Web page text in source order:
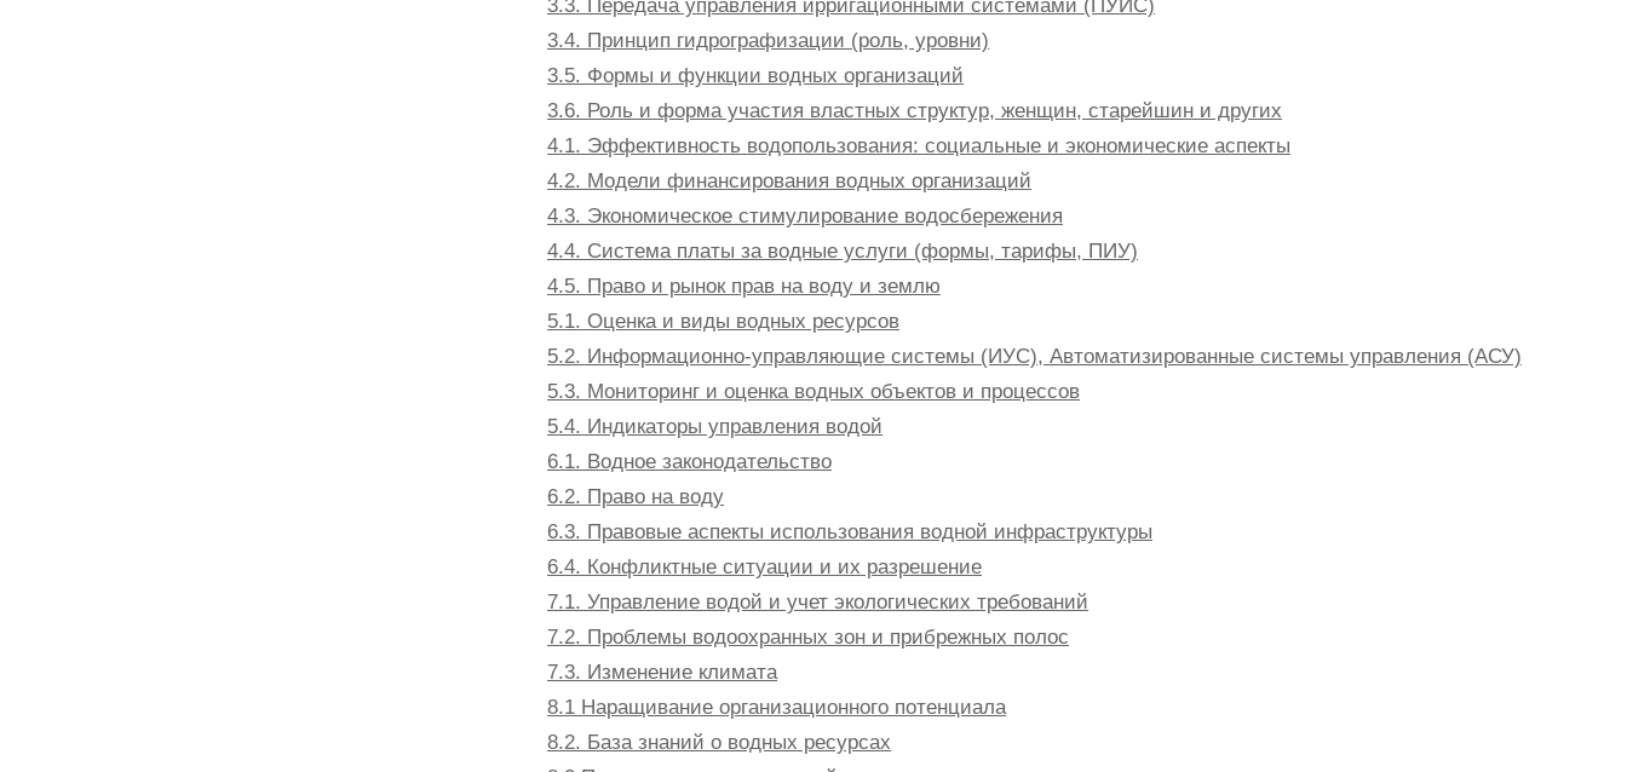
3.3. Передача управления ирригационными системами (ПУИС)
3.4. Принцип гидрографизации (роль, уровни)
3.5. Формы и функции водных организаций
3.6. Роль и форма участия властных структур, женщин, старейшин и других
4.1. Эффективность водопользования: социальные и экономические аспекты
4.2. Модели финансирования водных организаций
4.3. Экономическое стимулирование водосбережения
4.4. Система платы за водные услуги (формы, тарифы, ПИУ)
4.5. Право и рынок прав на воду и землю
5.1. Оценка и виды водных ресурсов
5.2. Информационно-управляющие системы (ИУС), Автоматизированные системы управления (АСУ)
5.3. Мониторинг и оценка водных объектов и процессов
5.4. Индикаторы управления водой
6.1. Водное законодательство
6.2. Право на воду
6.3. Правовые аспекты использования водной инфраструктуры
6.4. Конфликтные ситуации и их разрешение
7.1. Управление водой и учет экологических требований
7.2. Проблемы водоохранных зон и прибрежных полос
7.3. Изменение климата
8.1 Наращивание организационного потенциала
8.2. База знаний о водных ресурсах